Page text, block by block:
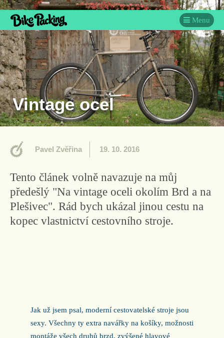
Menu
Vintage ocel
Pavel Zvěřina 19. 10. 2016
Tento článek volně navazuje na můj
předešlý "Na vintage oceli okolím Brd a na
Plešivec". Rád bych ukázal jinou cestu na
kopec vlastnictví cestovního stroje.
Jak už jsem psal, moderní cestovatelské stroje jsou
sexy. Všechny ty extra navářky na košíky, možnosti
montáže všech druhů brzd, zvýšené hlavové